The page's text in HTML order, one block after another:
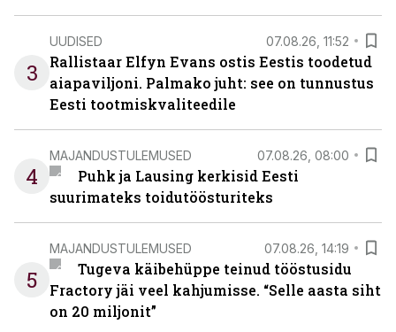
3
UUDISED 07.08.26, 11:52
Rallistaar Elfyn Evans ostis Eestis toodetud
aiapaviljoni. Palmako juht: see on tunnustus
Eesti tootmiskvaliteedile
4
MAJANDUSTULEMUSED 07.08.26, 08:00
Puhk ja Lausing kerkisid Eesti
suurimateks toidutöösturiteks
5
MAJANDUSTULEMUSED 07.08.26, 14:19
Tugeva käibehüppe teinud tööstusidu
Fractory jäi veel kahjumisse. “Selle aasta siht
on 20 miljonit”